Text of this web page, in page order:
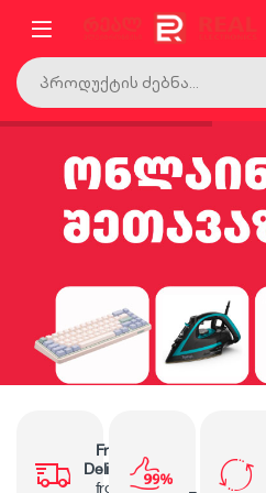
Free
Delivery
from
99%
Positive